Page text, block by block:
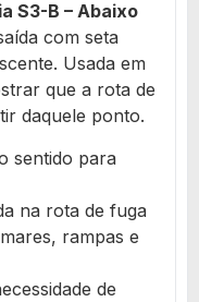
S3-B – Abaixo
com seta
Usada em
que a rota de
daquele ponto.
sentido para
na rota de fuga
rampas e
de